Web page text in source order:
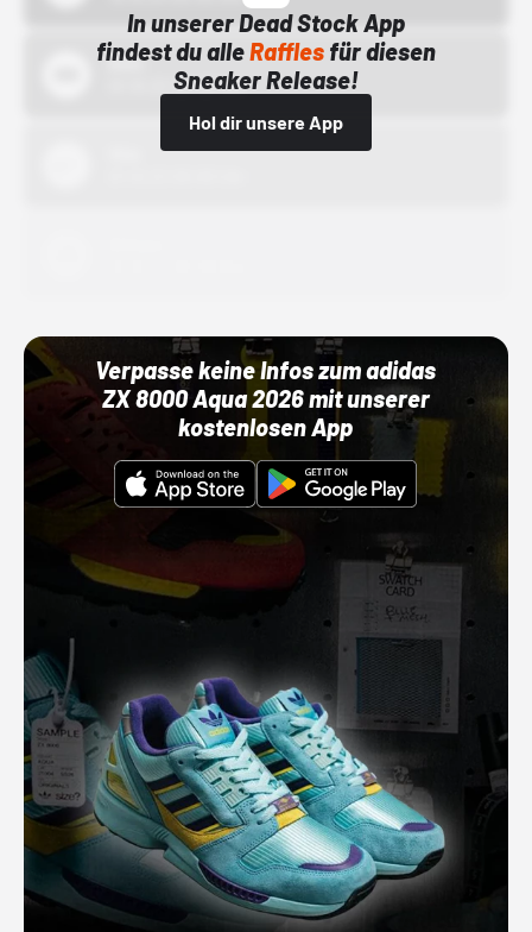
In unserer Dead Stock App
findest du alleRafflesfür diesen
Sneaker Release!
Hol dir unsere App
Bstn
01.10.22 00:00 Uhr
Verpasse keine Infos zum adidas
ZX 8000 Aqua 2026 mit unserer
kostenlosen App